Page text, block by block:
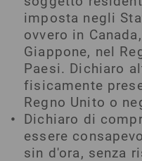
imposta negli
ovvero in
Giappone, nel
Paesi. Dichiaro
fisicamente
Regno Unito o
Dichiaro di
essere
sin d'ora, senza